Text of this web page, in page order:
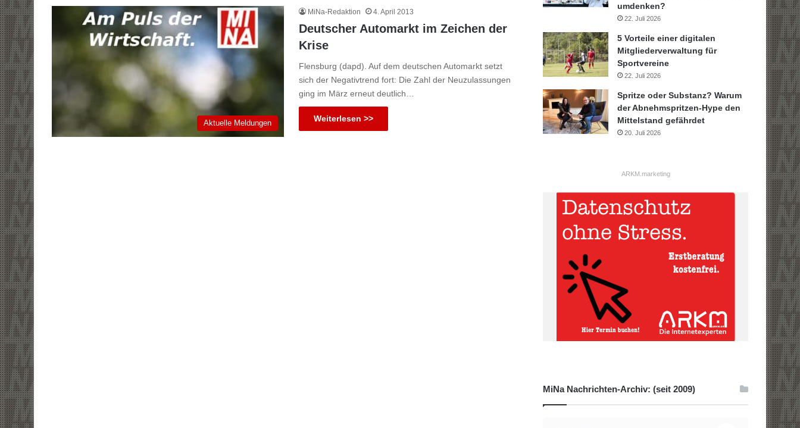
Aktuelle Meldungen
MiNa-Redaktion 4. April 2013
Deutscher Automarkt im Zeichen der
Krise
Flensburg (dapd). Auf dem deutschen Automarkt setzt
sich der Negativtrend fort: Die Zahl der Neuzulassungen
ging im März erneut deutlich…
Weiterlesen >>
umdenken?
22. Juli 2026
5 Vorteile einer digitalen
Mitgliederverwaltung für
Sportvereine
22. Juli 2026
Spritze oder Substanz? Warum
der Abnehmspritzen-Hype den
Mittelstand gefährdet
20. Juli 2026
ARKM.marketing
MiNa Nachrichten-Archiv: (seit 2009)